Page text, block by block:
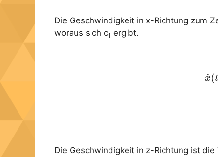
Die Geschwindigkeit in x-Richtung zum
woraus sich c1 ergibt.
x
˙(t
Die Geschwindigkeit in z-Richtung ist